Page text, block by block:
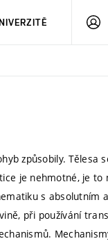
způsobily. Tělesa
je nehmotné, je to
s absolutním
při používání